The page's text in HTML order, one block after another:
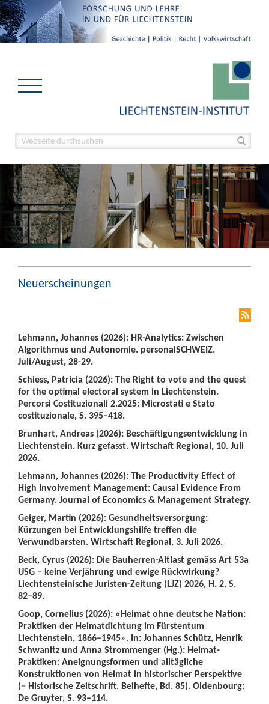
Neuerscheinungen
Lehmann, Johannes (2026): HR-Analytics: Zwischen
Algorithmus und Autonomie. personalSCHWEIZ.
Juli/August, 28-29.
Schiess, Patricia (2026): The Right to vote and the quest
for the optimal electoral system in Liechtenstein.
Percorsi Costituzionali 2.2025: Microstati e Stato
costituzionale, S. 395–418.
Brunhart, Andreas (2026): Beschäftigungsentwicklung in
Liechtenstein. Kurz gefasst. Wirtschaft Regional, 10. Juli
2026.
Lehmann, Johannes (2026): The Productivity Effect of
High Involvement Management: Causal Evidence From
Germany. Journal of Economics & Management Strategy.
Geiger, Martin (2026): Gesundheitsversorgung:
Kürzungen bei Entwicklungshilfe treffen die
Verwundbarsten. Wirtschaft Regional, 3. Juli 2026.
Beck, Cyrus (2026): Die Bauherren-Altlast gemäss Art 53a
USG – keine Verjährung und ewige Rückwirkung?
Liechtensteinische Juristen-Zeitung (LJZ) 2026, H. 2, S.
82–89.
Goop, Cornelius (2026): «Heimat ohne deutsche Nation:
Praktiken der Heimatdichtung im Fürstentum
Liechtenstein, 1866–1945». In: Johannes Schütz, Henrik
Schwanitz und Anna Strommenger (Hg.): Heimat-
Praktiken: Aneignungsformen und alltägliche
Konstruktionen von Heimat in historischer Perspektive
(= Historische Zeitschrift. Beihefte, Bd. 85). Oldenbourg:
De Gruyter, S. 93–114.